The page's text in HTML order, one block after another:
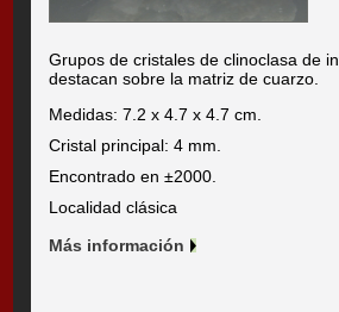
Grupos de cristales de clinoclasa de
destacan sobre la matriz de cuarzo.
Medidas: 7.2 x 4.7 x 4.7 cm.
Cristal principal: 4 mm.
Encontrado en ±2000.
Localidad clásica
Más información